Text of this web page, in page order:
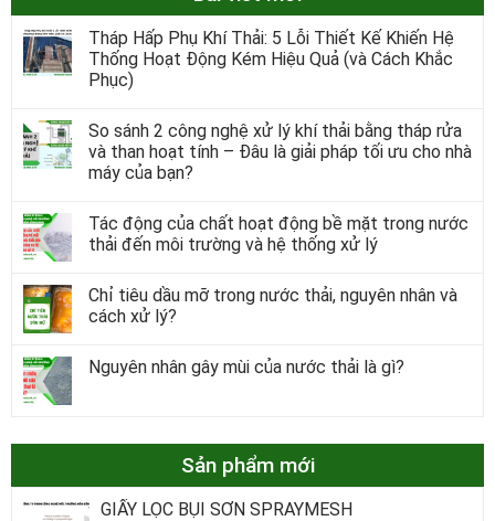
Tháp Hấp Phụ Khí Thải: 5 Lỗi Thiết Kế Khiến Hệ
Thống Hoạt Động Kém Hiệu Quả (và Cách Khắc
Phục)
So sánh 2 công nghệ xử lý khí thải bằng tháp rửa
và than hoạt tính – Đâu là giải pháp tối ưu cho nhà
máy của bạn?
Tác động của chất hoạt động bề mặt trong nước
thải đến môi trường và hệ thống xử lý
Chỉ tiêu dầu mỡ trong nước thải, nguyên nhân và
cách xử lý?
Nguyên nhân gây mùi của nước thải là gì?
Sản phẩm mới
GIẤY LỌC BỤI SƠN SPRAYMESH